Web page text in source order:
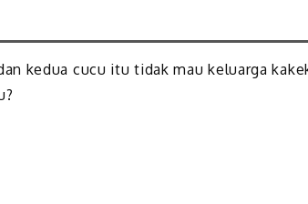
kedua cucu itu tidak mau keluarga